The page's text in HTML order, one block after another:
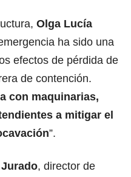
Olga Lucía
ha sido una
efectos de pérdida de
de contención.
con maquinarias,
a mitigar el
”.
, director de